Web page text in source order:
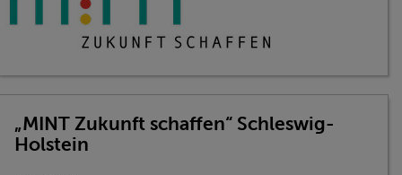
„MINT Zukunft schaffen“ Schleswig-
Holstein